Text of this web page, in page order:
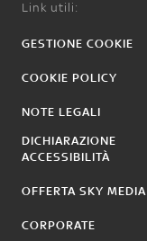
Link utili:
GESTIONE COOKIE
COOKIE POLICY
NOTE LEGALI
DICHIARAZIONE
ACCESSIBILITÀ
OFFERTA SKY MEDIA
CORPORATE